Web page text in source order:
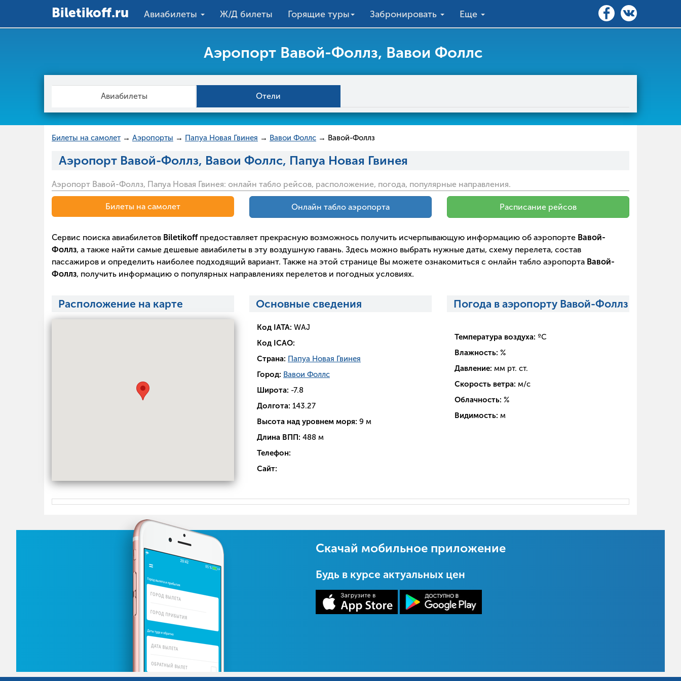
Вiletikoff.ru Авиабилеты Ж/Д билеты Горящие туры Забронировать Еще
Аэропорт Вавой-Фоллз, Вавои Фоллс
Авиабилеты Отели
Билеты на самолет → Аэропорты → Папуа Новая Гвинея → Вавои Фоллс → Вавой-Фоллз
Аэропорт Вавой-Фоллз, Вавои Фоллс, Папуа Новая Гвинея
Аэропорт Вавой-Фоллз, Папуа Новая Гвинея: онлайн табло рейсов, расположение, погода, популярные направления.
Билеты на самолет Онлайн табло аэропорта Расписание рейсов
Сервис поиска авиабилетов Biletikoffпредоставляет прекрасную возможнось получить исчерпывающую информацию об аэропорте Вавой-
Фоллз, а также найти самые дешевые авиабилеты в эту воздушную гавань. Здесь можно выбрать нужные даты, схему перелета, состав
пассажиров и определить наиболее подходящий вариант. Также на этой странице Вы можете ознакомиться с онлайн табло аэропорта Вавой-
Фоллз, получить информацию о популярных направлениях перелетов и погодных условиях.
Расположение на карте Основные сведения
Код IATA: WAJ
Код ICAO:
Страна: Папуа Новая Гвинея
Город: Вавои Фоллс
Широта: -7.8
Долгота: 143.27
Высота над уровнем моря: 9 м
Длина ВПП: 488 м
Телефон:
Сайт:
Погода в аэропорту Вавой-Фоллз
Температура воздуха: ºC
Влажность: %
Давление: мм рт. ст.
Скорость ветра: м/с
Облачность: %
Видимость: м
Скачай мобильное приложение
Будь в курсе актуальных цен